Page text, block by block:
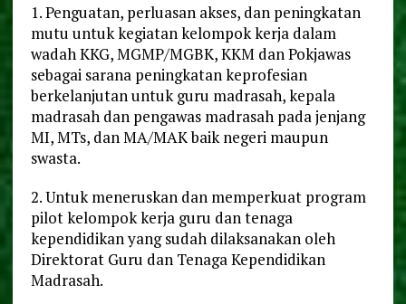
1. Penguatan, perluasan akses, dan peningkatan
mutu untuk kegiatan kelompok kerja dalam
wadah KKG, MGMP/MGBK, KKM dan Pokjawas
sebagai sarana peningkatan keprofesian
berkelanjutan untuk guru madrasah, kepala
madrasah dan pengawas madrasah pada jenjang
MI, MTs, dan MA/MAK baik negeri maupun
swasta.
2. Untuk meneruskan dan memperkuat program
pilot kelompok kerja guru dan tenaga
kependidikan yang sudah dilaksanakan oleh
Direktorat Guru dan Tenaga Kependidikan
Madrasah.